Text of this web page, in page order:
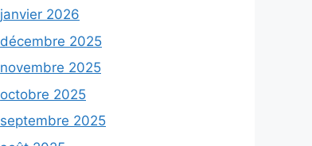
janvier 2026
décembre 2025
novembre 2025
octobre 2025
septembre 2025